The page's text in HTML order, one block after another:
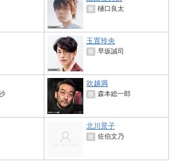
役 樋口良太
玉置玲央
役 早坂誠司
吹越満
役 森本総一郎
北川景子
役 佐伯文乃